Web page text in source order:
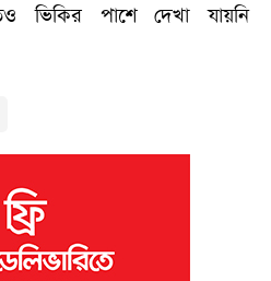
ভিকির পাশে দেখা যায়নি